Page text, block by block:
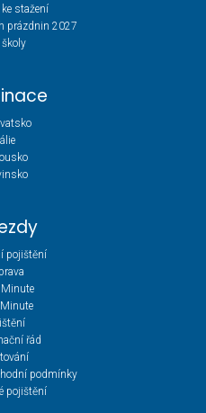
stažení
prázdnin 2027
školy
pojištění
řád
podmínky
pojištění